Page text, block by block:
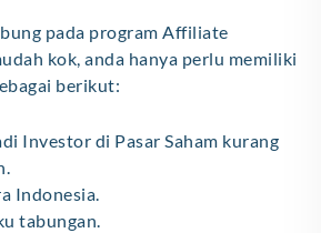
pada program Affiliate
kok, anda hanya perlu memiliki
berikut:
Investor di Pasar Saham kurang
Indonesia.
tabungan.